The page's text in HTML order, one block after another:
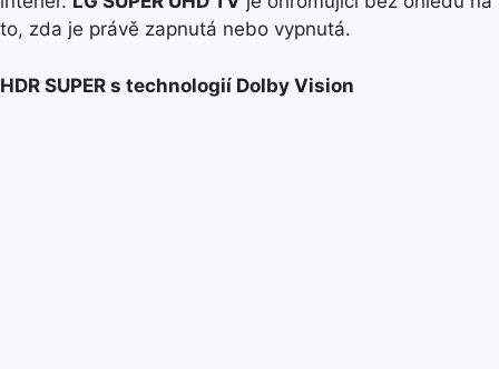
to, zda je právě zapnutá nebo vypnutá.
HDR SUPER s technologií Dolby Vision